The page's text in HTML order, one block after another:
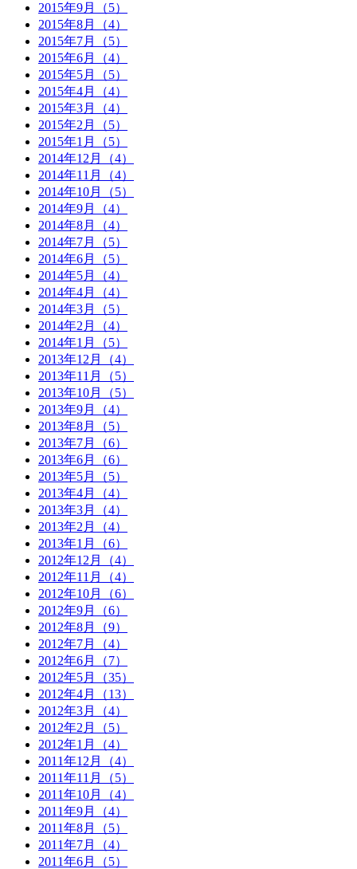
2015年9月（5）
2015年8月（4）
2015年7月（5）
2015年6月（4）
2015年5月（5）
2015年4月（4）
2015年3月（4）
2015年2月（5）
2015年1月（5）
2014年12月（4）
2014年11月（4）
2014年10月（5）
2014年9月（4）
2014年8月（4）
2014年7月（5）
2014年6月（5）
2014年5月（4）
2014年4月（4）
2014年3月（5）
2014年2月（4）
2014年1月（5）
2013年12月（4）
2013年11月（5）
2013年10月（5）
2013年9月（4）
2013年8月（5）
2013年7月（6）
2013年6月（6）
2013年5月（5）
2013年4月（4）
2013年3月（4）
2013年2月（4）
2013年1月（6）
2012年12月（4）
2012年11月（4）
2012年10月（6）
2012年9月（6）
2012年8月（9）
2012年7月（4）
2012年6月（7）
2012年5月（35）
2012年4月（13）
2012年3月（4）
2012年2月（5）
2012年1月（4）
2011年12月（4）
2011年11月（5）
2011年10月（4）
2011年9月（4）
2011年8月（5）
2011年7月（4）
2011年6月（5）